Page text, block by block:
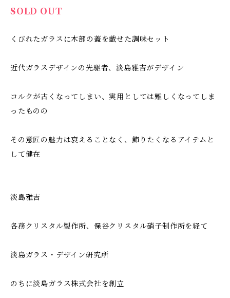
SOLD OUT
くびれたガラスに木部の蓋を載せた調味セット
近代ガラスデザインの先駆者、淡島雅吉がデザイン
コルクが古くなってしまい、実用としては難しくなってしま
ったものの
その意匠の魅力は衰えることなく、飾りたくなるアイテムと
して健在
淡島雅吉
各務クリスタル製作所、保谷クリスタル硝子制作所を経て
淡島ガラス・デザイン研究所
のちに淡島ガラス株式会社を創立